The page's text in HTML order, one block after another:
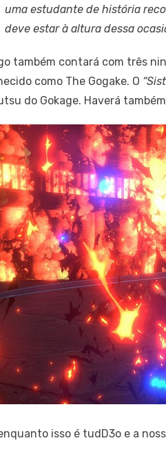
uma estudante de história
deve estar à altura dessa
também contará com três
como The Gogake. O
do Gokage. Haverá
isso é tudD3o e a